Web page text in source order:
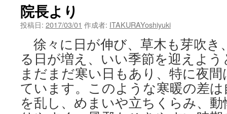
院長より
投稿日: 2017/03/01 作成者: ITAKURAYoshiyuki
徐々に日が伸び、草木も芽吹き
る日が増え、いい季節を迎えよ
まだまだ寒い日もあり、特に夜
ています。このような寒暖の差
を乱し、めまいや立ちくらみ、